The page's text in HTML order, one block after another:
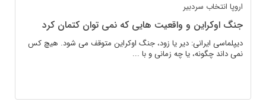
اروپا انتخاب سردبیر
جنگ اوکراین و واقعیت هایی که نمی توان کتمان کرد
دیپلماسی ایرانی: دیر یا زود، جنگ اوکراین متوقف می شود. هیچ کس
نمی داند چگونه، یا چه زمانی و با ...